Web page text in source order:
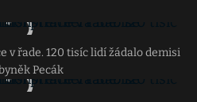
v řade. 120 tisíc lidí žádalo demisi
Pecák